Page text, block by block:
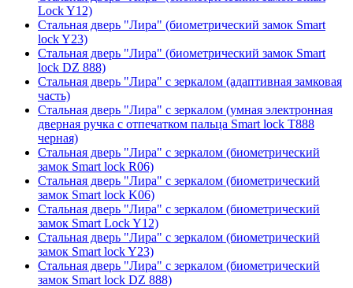
Lock Y12)
Стальная дверь "Лира" (биометрический замок Smart
lock Y23)
Стальная дверь "Лира" (биометрический замок Smart
lock DZ 888)
Стальная дверь "Лира" с зеркалом (адаптивная замковая
часть)
Стальная дверь "Лира" с зеркалом (умная электронная
дверная ручка с отпечатком пальца Smart lock T888
черная)
Стальная дверь "Лира" с зеркалом (биометрический
замок Smart lock R06)
Стальная дверь "Лира" с зеркалом (биометрический
замок Smart lock K06)
Стальная дверь "Лира" с зеркалом (биометрический
замок Smart Lock Y12)
Стальная дверь "Лира" с зеркалом (биометрический
замок Smart lock Y23)
Стальная дверь "Лира" с зеркалом (биометрический
замок Smart lock DZ 888)